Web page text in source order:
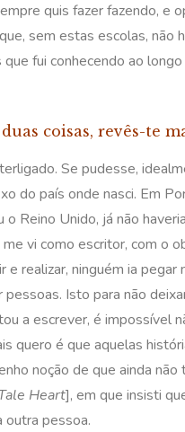
quis fazer fazendo, e
sem estas escolas,
fui conhecendo ao
coisas, revês-te
Se pudesse,
do país onde nasci. Em
Reino Unido, já não
vi como escritor, com o
e realizar, ninguém ia
pessoas. Isto para não
a escrever, é impossível
quero é que aquelas
noção de que ainda não
Heart], em que insisti
outra pessoa.